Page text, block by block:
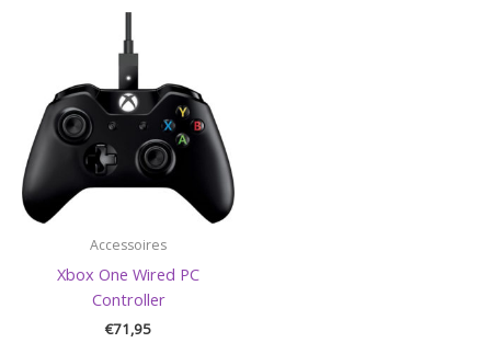
Accessoires
Xbox One Wired PC
Controller
€71,95